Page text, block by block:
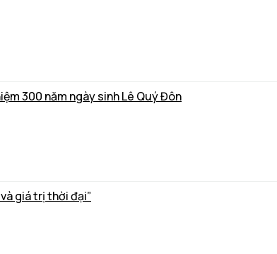
300 năm ngày sinh Lê Quý Đôn
giá trị thời đại”